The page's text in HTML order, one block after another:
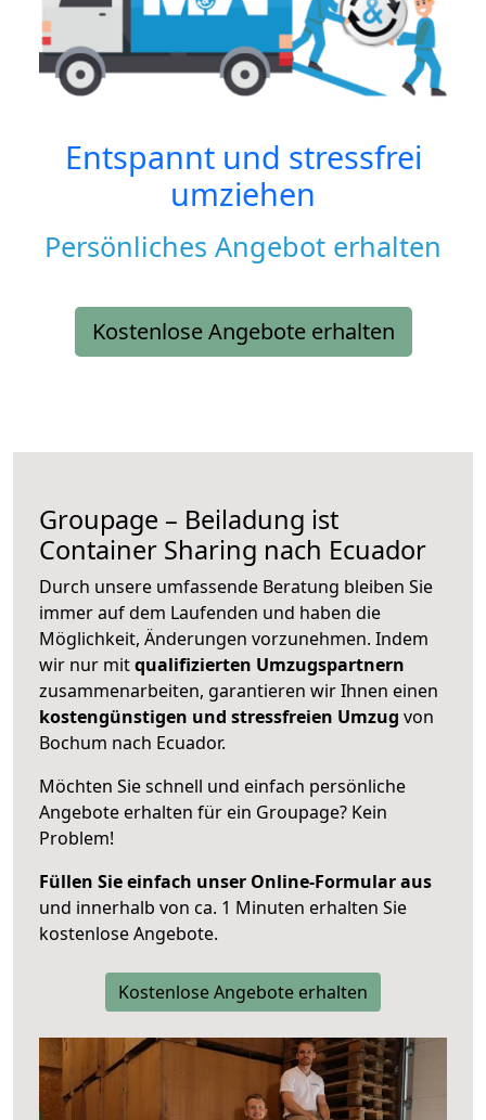
Entspannt und stressfrei
umziehen
Persönliches Angebot erhalten
Kostenlose Angebote erhalten
Groupage – Beiladung ist
Container Sharing nach Ecuador
Durch unsere umfassende Beratung bleiben Sie
immer auf dem Laufenden und haben die
Möglichkeit, Änderungen vorzunehmen. Indem
wir nur mitqualifizierten Umzugspartnern
zusammenarbeiten, garantieren wir Ihnen einen
kostengünstigen und stressfreien Umzug von
Bochum nach Ecuador.
Möchten Sie schnell und einfach persönliche
Angebote erhalten für ein Groupage? Kein
Problem!
Füllen Sie einfach unser Online-Formular aus
und innerhalb von ca. 1 Minuten erhalten Sie
kostenlose Angebote.
Kostenlose Angebote erhalten